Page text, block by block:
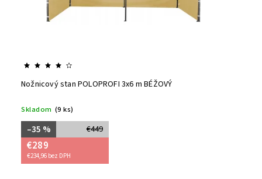
Nožnicový stan POLOPROFI 3x6 m BÉŽOVÝ
Skladom (9 ks)
€449
–35 %
€289
€234,96 bez DPH